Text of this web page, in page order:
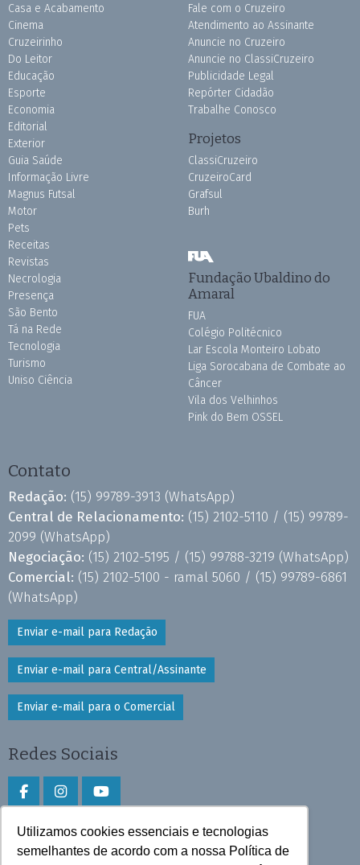
Utilizamos cookies essenciais e tecnologias
semelhantes de acordo com a nossa Política de
Casa e Acabamento
Cinema
Cruzeirinho
Do Leitor
Educação
Esporte
Economia
Editorial
Exterior
Guia Saúde
Informação Livre
Magnus Futsal
Motor
Pets
Receitas
Revistas
Necrologia
Presença
São Bento
Tá na Rede
Tecnologia
Turismo
Uniso Ciência
Fale com o Cruzeiro
Atendimento ao Assinante
Anuncie no Cruzeiro
Anuncie no ClassiCruzeiro
Publicidade Legal
Repórter Cidadão
Trabalhe Conosco
Projetos
ClassiCruzeiro
CruzeiroCard
Grafsul
Burh
Fundação Ubaldino do
Amaral
FUA
Colégio Politécnico
Lar Escola Monteiro Lobato
Liga Sorocabana de Combate ao
Câncer
Vila dos Velhinhos
Pink do Bem OSSEL
Contato
Redação: (15) 99789-3913 (WhatsApp)
Central de Relacionamento: (15) 2102-5110 / (15) 99789-
2099 (WhatsApp)
Negociação: (15) 2102-5195 / (15) 99788-3219 (WhatsApp)
Comercial: (15) 2102-5100 - ramal 5060 / (15) 99789-6861
(WhatsApp)
Enviar e-mail para Redação
Enviar e-mail para Central/Assinante
Enviar e-mail para o Comercial
Redes Sociais
Faça download do aplicativo